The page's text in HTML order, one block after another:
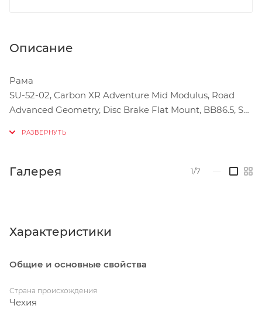
Описание
Рама
SU-52-02, Carbon XR Adventure Mid Modulus, Road
Advanced Geometry, Disc Brake Flat Mount, BB86.5, SH
Материал рамы
XR Adventure Mid Modulus Carbon Fork
SRAM RIVAL XPLR AXS, 13 speed
Манетки / Дуалы
Галерея 1/7
Характеристики
Общие и основные свойства
Страна происхождения
Чехия